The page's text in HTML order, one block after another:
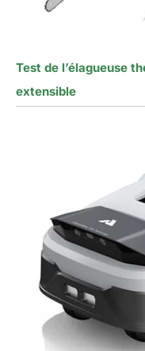
Test de l’élagueuse
extensible